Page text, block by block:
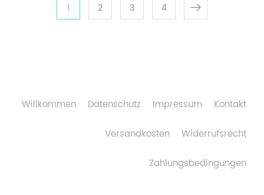
1 2 3 4
Willkommen Datenschutz Impressum
Kontakt
Versandkosten
Widerrufsrecht
Zahlungsbedingungen